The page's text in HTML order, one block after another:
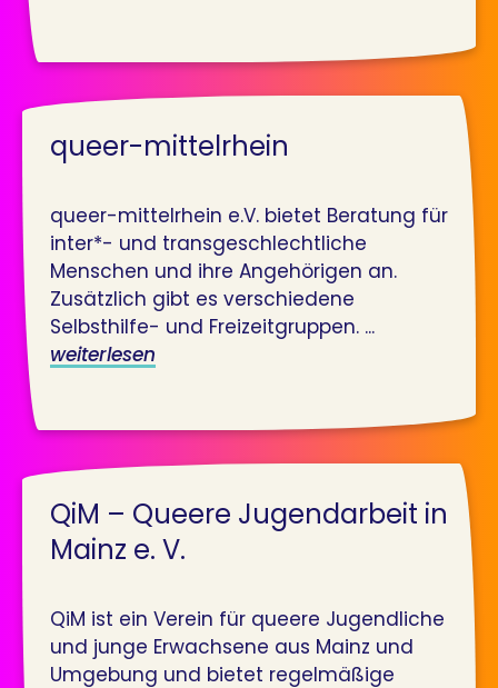
queer-mittelrhein
queer-mittelrhein e.V. bietet Beratung für
inter*- und transgeschlechtliche
Menschen und ihre Angehörigen an.
Zusätzlich gibt es verschiedene
Selbsthilfe- und Freizeitgruppen. ...
weiterlesen
QiM – Queere Jugendarbeit in
Mainz e. V.
QiM ist ein Verein für queere Jugendliche
und junge Erwachsene aus Mainz und
Umgebung und bietet regelmäßige